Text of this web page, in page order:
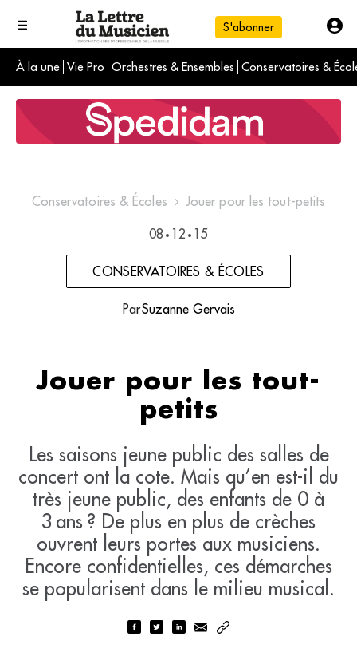
S'abonner
À la une Vie Pro Orchestres & Ensembles Conservatoires &
L'info du jour
Le numéro du mois
International
Conservatoires & Écoles Jouer pour les tout-petits
08 • 12 • 15
CONSERVATOIRES & ÉCOLES
ParSuzanne Gervais
Jouer pour les tout-
petits
Les saisons jeune public des salles de
concert ont la cote. Mais qu’en est-il du
très jeune public, des enfants de 0 à
3 ans ? De plus en plus de crèches
ouvrent leurs portes aux musiciens.
Encore confidentielles, ces démarches
se popularisent dans le milieu musical.